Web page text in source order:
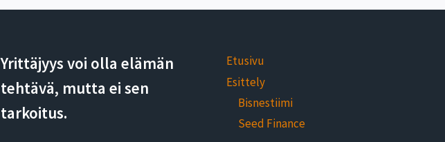
Yrittäjyys voi olla elämän
tehtävä, mutta ei sen
tarkoitus.
Etusivu
Esittely
Bisnestiimi
Seed Finance